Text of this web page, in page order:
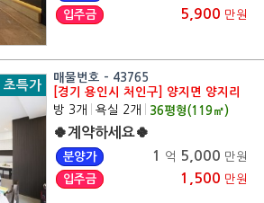
입주금
5,900 만원
초특가
매물번호 - 43765
[경기 용인시 처인구] 양지면 양지리
방 3개
욕실 2개 36평형(119㎡)
🍀계약하세요🍀
분양가 1 억 5,000 만원
입주금
1,500 만원